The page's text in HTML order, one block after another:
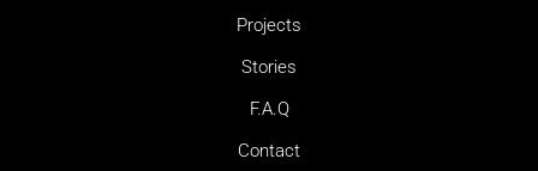
Projects
Stories
F.A.Q
Contact